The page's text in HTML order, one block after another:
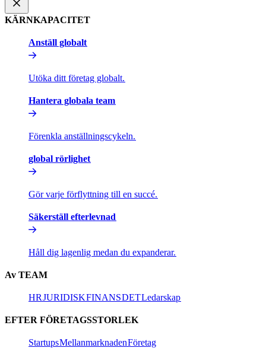
KÄRNKAPACITET​​
Anställ globalt​​
Utöka ditt företag globalt.​​
Hantera globala team​​
Förenkla anställningscykeln.​​
global rörlighet​​
Gör varje förflyttning till en succé.​​
Säkerställ efterlevnad​​
Håll dig lagenlig medan du expanderar.​​
Av TEAM​​
HR​​JURIDISK​​FINANS​​DET​​Ledarskap​​
EFTER FÖRETAGSSTORLEK​​
Startups​​Mellanmarknaden​​Företag​​